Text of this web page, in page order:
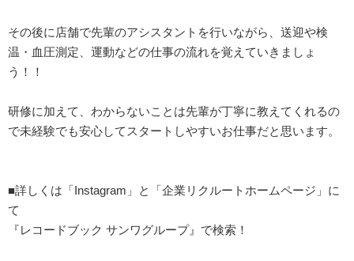
その後に店舗で先輩のアシスタントを行いながら、送迎や検
温・血圧測定、運動などの仕事の流れを覚えていきましょ
う！！
研修に加えて、わからないことは先輩が丁寧に教えてくれるの
で未経験でも安心してスタートしやすいお仕事だと思います。
■詳しくは「Instagram」と「企業リクルートホームページ」に
て
『レコードブック サンワグループ』で検索！